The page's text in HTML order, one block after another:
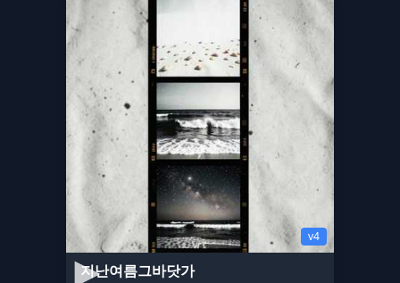
v4
지난여름그바닷가